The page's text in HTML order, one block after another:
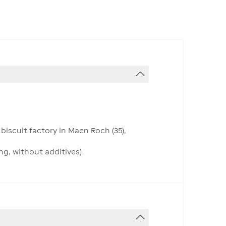
factory in Maen Roch (35),
without additives)